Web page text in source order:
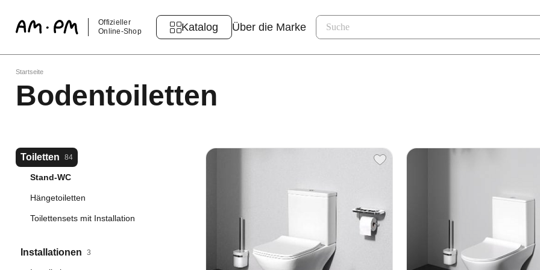
Offizieller
Online-Shop
Katalog Über die Marke
Startseite
Bodentoiletten
Toiletten 84
Stand-WC
Hängetoiletten
Toilettensets mit Installation
Installationen 3